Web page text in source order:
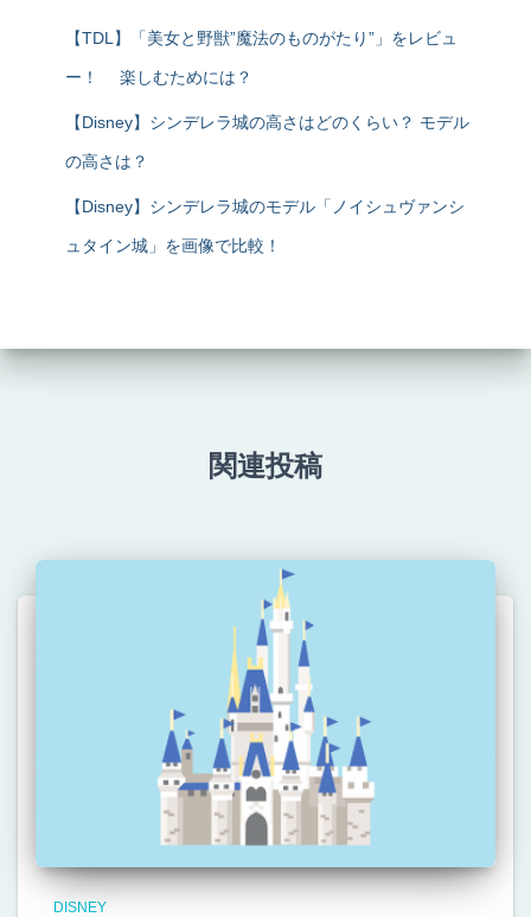
【TDL】「美女と野獣”魔法のものがたり”」をレビュ
ー！ 楽しむためには？
【Disney】シンデレラ城の高さはどのくらい？ モデル
の高さは？
【Disney】シンデレラ城のモデル「ノイシュヴァンシ
ュタイン城」を画像で比較！
関連投稿
DISNEY